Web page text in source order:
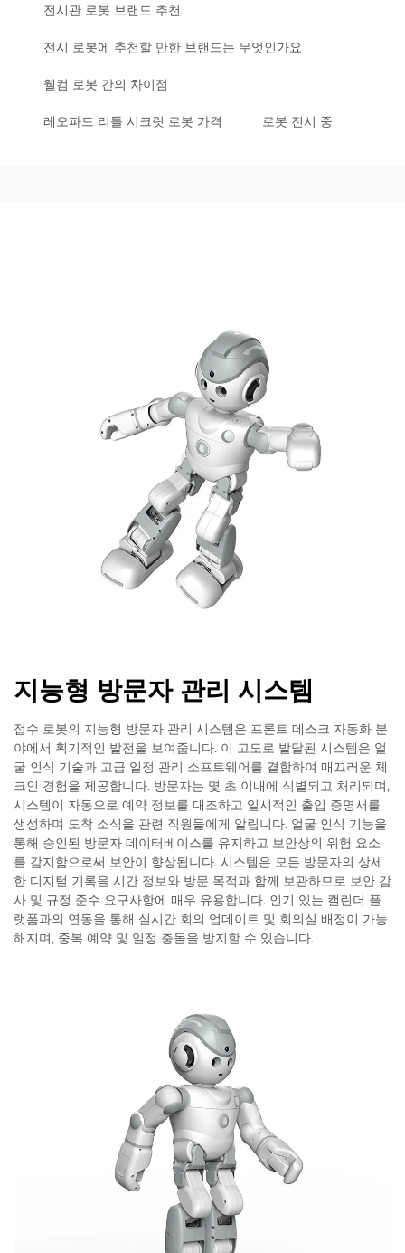
전시관 로봇 브랜드 추천
전시 로봇에 추천할 만한 브랜드는 무엇인가요
웰컴 로봇 간의 차이점
레오파드 리틀 시크릿 로봇 가격 로봇 전시 중
지능형 방문자 관리 시스템
접수 로봇의 지능형 방문자 관리 시스템은 프론트 데스크 자동화 분
야에서 획기적인 발전을 보여줍니다. 이 고도로 발달된 시스템은 얼
굴 인식 기술과 고급 일정 관리 소프트웨어를 결합하여 매끄러운 체
크인 경험을 제공합니다. 방문자는 몇 초 이내에 식별되고 처리되며,
시스템이 자동으로 예약 정보를 대조하고 일시적인 출입 증명서를
생성하며 도착 소식을 관련 직원들에게 알립니다. 얼굴 인식 기능을
통해 승인된 방문자 데이터베이스를 유지하고 보안상의 위험 요소
를 감지함으로써 보안이 향상됩니다. 시스템은 모든 방문자의 상세
한 디지털 기록을 시간 정보와 방문 목적과 함께 보관하므로 보안 감
사 및 규정 준수 요구사항에 매우 유용합니다. 인기 있는 캘린더 플
랫폼과의 연동을 통해 실시간 회의 업데이트 및 회의실 배정이 가능
해지며, 중복 예약 및 일정 충돌을 방지할 수 있습니다.